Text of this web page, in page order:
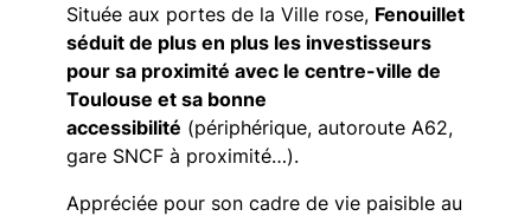
Située aux portes de la Ville rose, Fenouillet
séduit de plus en plus les investisseurs
pour sa proximité avec le centre-ville de
Toulouse et sa bonne
accessibilité (périphérique, autoroute A62,
gare SNCF à proximité…).
Appréciée pour son cadre de vie paisible au